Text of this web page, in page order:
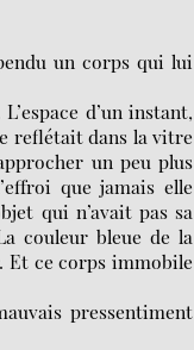
un corps qui lui
d’un instant,
reflétait dans la vitre
un peu plus
que jamais elle
qui n’avait pas sa
couleur bleue de la
Et ce corps immobile
pressentiment